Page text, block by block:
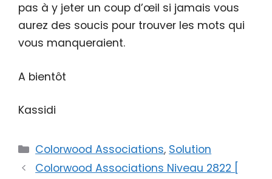
pas à y jeter un coup d’œil si jamais vous
aurez des soucis pour trouver les mots qui
vous manqueraient.
A bientôt
Kassidi
Catégories
Colorwood Associations, Solution
Colorwood Associations Niveau 2822 [